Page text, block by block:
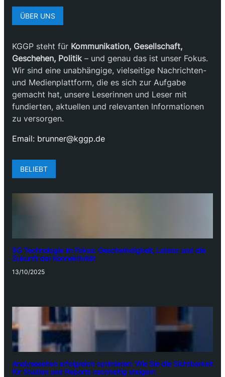
ÜBER UNS
KGGP steht für Kommunikation, Gesellschaft,
Geschehen, Politik– und genau das ist unser Fokus.
Wir sind eine unabhängige, vielseitige Nachrichten-
und Medienplattform, die es sich zur Aufgabe
gemacht hat, unsere Leserinnen und Leser mit
fundierten, aktuellen und relevanten Informationen
zu versorgen.
Email: brunner@kggp.de
BELIEBT
5G Technologie im Fokus: Geschwindigkeit, Latenz und die
Zukunft der Konnektivität
13/10/2025
Analyseseiten erfolgreich optimieren: Wie Sie die Sichtbarkeit
für Studien und Reports nachhaltig steigern